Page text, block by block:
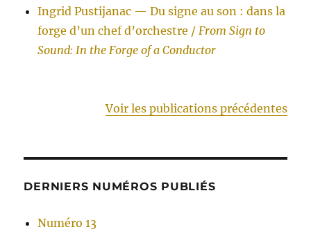
Ingrid Pustijanac — Du signe au son : dans la
forge d’un chef d’orchestre /From Sign to
Sound: In the Forge of a Conductor
Voir les publications précédentes
DERNIERS NUMÉROS PUBLIÉS
Numéro 13